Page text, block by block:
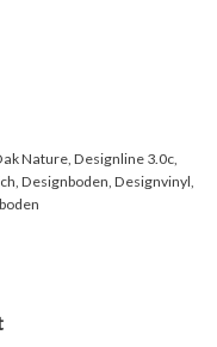
Nature, Designline 3.0c,
, Designboden, Designvinyl,